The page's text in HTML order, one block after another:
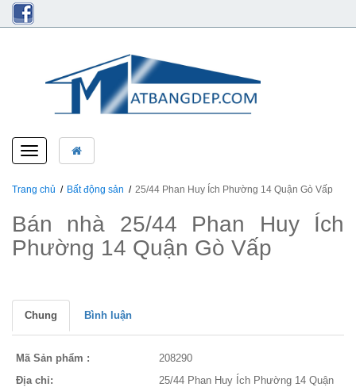
Toggle
navigation
Trang chủ Bất động sản 25/44 Phan Huy Ích Phường 14 Quận Gò Vấp
Bán nhà 25/44 Phan Huy Ích
Phường 14 Quận Gò Vấp
Chung Bình luận
Mã Sản phẩm :
208290
Địa chỉ:
25/44 Phan Huy Ích Phường 14 Quận